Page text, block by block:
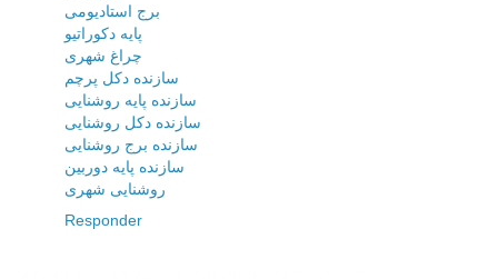
برج استادیومی
پایه دکوراتیو
چراغ شهری
سازنده دکل پرچم
سازنده پایه روشنایی
سازنده دکل روشنایی
سازنده برج روشنایی
سازنده پایه دوربین
روشنایی شهری
Responder